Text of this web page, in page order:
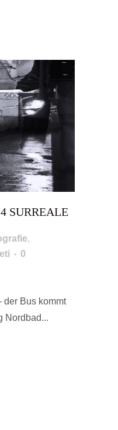
SURREALE
,
0
der Bus kommt
Nordbad...